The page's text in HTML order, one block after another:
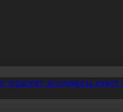
терапевт жолдамасы қажет